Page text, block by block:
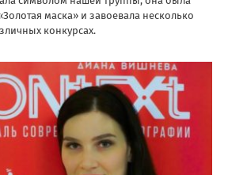
маска» и завоевала несколько
конкурсах.